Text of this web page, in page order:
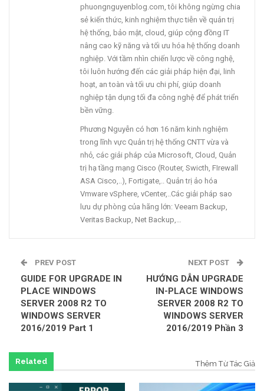
phuongnguyenblog.com, tôi không ngừng chia
sẻ kiến thức, kinh nghiệm thực tiễn về quản trị
hệ thống, bảo mật, cloud, giúp cộng đồng IT
nâng cao kỹ năng và tối ưu hóa hệ thống doanh
nghiệp. Với tầm nhìn chiến lược về công nghệ,
tôi luôn hướng đến các giải pháp hiện đại, linh
hoạt, an toàn và tối ưu chi phí, giúp doanh
nghiệp tận dụng tối đa công nghệ để phát triển
bền vững.
Phương Nguyễn có hơn 16 năm kinh nghiệm
trong lĩnh vực Quản trị hệ thống CNTT vừa và
nhỏ, các giải pháp của Microsoft, Cloud, Quản
trị hạ tầng mạng Cisco (Router, Swicth, FIrewall
ASA Cisco,..), Fortigate,.. Quản trị ảo hóa
Vmware vSphere, vCenter,..Các giải pháp sao
lưu dự phòng của hãng lớn: Veeam Backup,
Veritas Backup, Net Backup,…
PREV POST
GUIDE FOR UPGRADE IN
PLACE WINDOWS
SERVER 2008 R2 TO
WINDOWS SERVER
2016/2019 Part 1
NEXT POST
HƯỚNG DẪN UPGRADE
IN-PLACE WINDOWS
SERVER 2008 R2 TO
WINDOWS SERVER
2016/2019 Phần 3
Related Thêm Từ Tác Giả